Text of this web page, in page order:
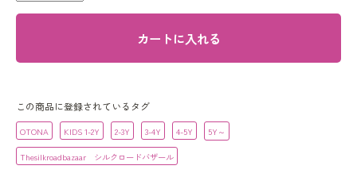
カートに入れる
この商品に登録されているタグ
OTONA KIDS 1-2Y 2-3Y 3-4Y 4-5Y 5Y～
Thesilkroadbazaar シルクロードバザール